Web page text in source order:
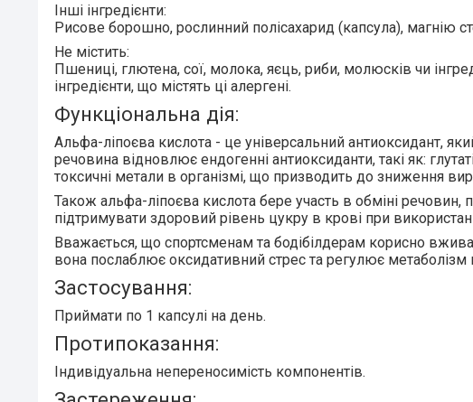
Інші інгредієнти:
Рисове борошно, рослинний полісахарид (капсула), магнію
Не містить:
Пшениці, глютена, сої, молока, яєць, риби, молюсків чи
інгредієнти, що містять ці алергені.
Функціональна дія:
Альфа-ліпоєва кислота - це універсальний антиоксидант,
речовина відновлює ендогенні антиоксиданти, такі як:
токсичні метали в організмі, що призводить до зниження
Також альфа-ліпоєва кислота бере участь в обміні речовин,
підтримувати здоровий рівень цукру в крові при
Вважається, що спортсменам та бодібілдерам корисно
вона послаблює оксидативний стрес та регулює
Застосування:
Приймати по 1 капсулі на день.
Протипоказання:
Індивідуальна непереносимість компонентів.